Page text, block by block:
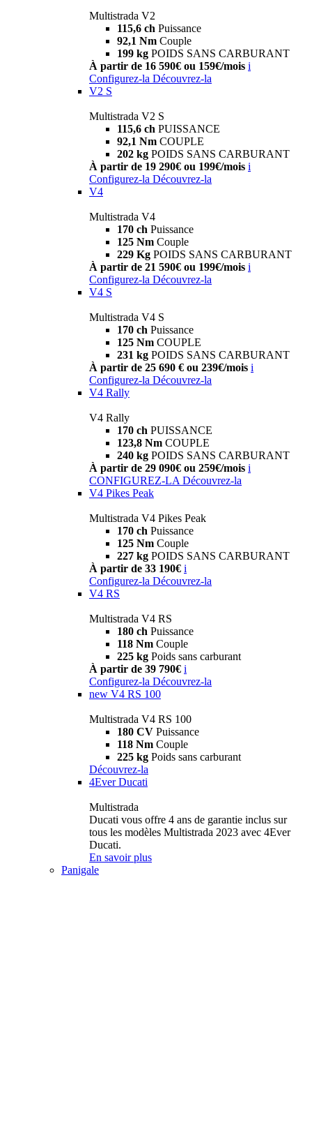
Multistrada V2
115,6 ch Puissance
92,1 Nm Couple
199 kg POIDS SANS CARBURANT
À partir de 16 590€ ou 159€/mois i
Configurez-la Découvrez-la
V2 S
Multistrada V2 S
115,6 ch PUISSANCE
92,1 Nm COUPLE
202 kg POIDS SANS CARBURANT
À partir de 19 290€ ou 199€/mois i
Configurez-la Découvrez-la
V4
Multistrada V4
170 ch Puissance
125 Nm Couple
229 Kg POIDS SANS CARBURANT
À partir de 21 590€ ou 199€/mois i
Configurez-la Découvrez-la
V4 S
Multistrada V4 S
170 ch Puissance
125 Nm COUPLE
231 kg POIDS SANS CARBURANT
À partir de 25 690 € ou 239€/mois i
Configurez-la Découvrez-la
V4 Rally
V4 Rally
170 ch PUISSANCE
123,8 Nm COUPLE
240 kg POIDS SANS CARBURANT
À partir de 29 090€ ou 259€/mois i
CONFIGUREZ-LA Découvrez-la
V4 Pikes Peak
Multistrada V4 Pikes Peak
170 ch Puissance
125 Nm Couple
227 kg POIDS SANS CARBURANT
À partir de 33 190€ i
Configurez-la Découvrez-la
V4 RS
Multistrada V4 RS
180 ch Puissance
118 Nm Couple
225 kg Poids sans carburant
À partir de 39 790€ i
Configurez-la Découvrez-la
new V4 RS 100
Multistrada V4 RS 100
180 CV Puissance
118 Nm Couple
225 kg Poids sans carburant
Découvrez-la
4Ever Ducati
Multistrada
Ducati vous offre 4 ans de garantie inclus sur
tous les modèles Multistrada 2023 avec 4Ever
Ducati.
En savoir plus
Panigale